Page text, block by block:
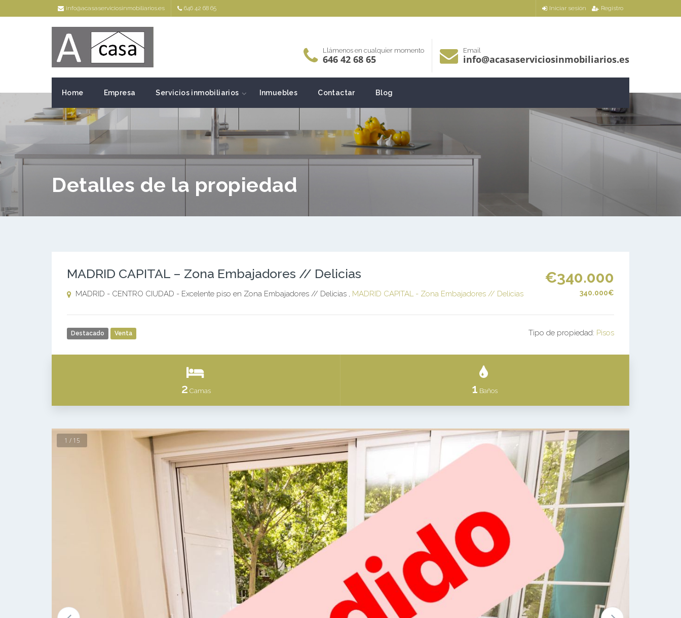
info@acasaserviciosinmobiliarios.es 646 42 68 65 Iniciar sesión Registro
Llámenos en cualquier momento
646 42 68 65
Email
info@acasaserviciosinmobiliarios.es
Home Empresa Servicios inmobiliarios Inmuebles Contactar Blog
Detalles de la propiedad
MADRID CAPITAL – Zona Embajadores // Delicias €340.000
340.000€
MADRID - CENTRO CIUDAD - Excelente piso en Zona Embajadores // Delicias , MADRID CAPITAL - Zona Embajadores // Delicias
Destacado Venta Tipo de propiedad: Pisos
2 Camas 1 Baños
1 / 15